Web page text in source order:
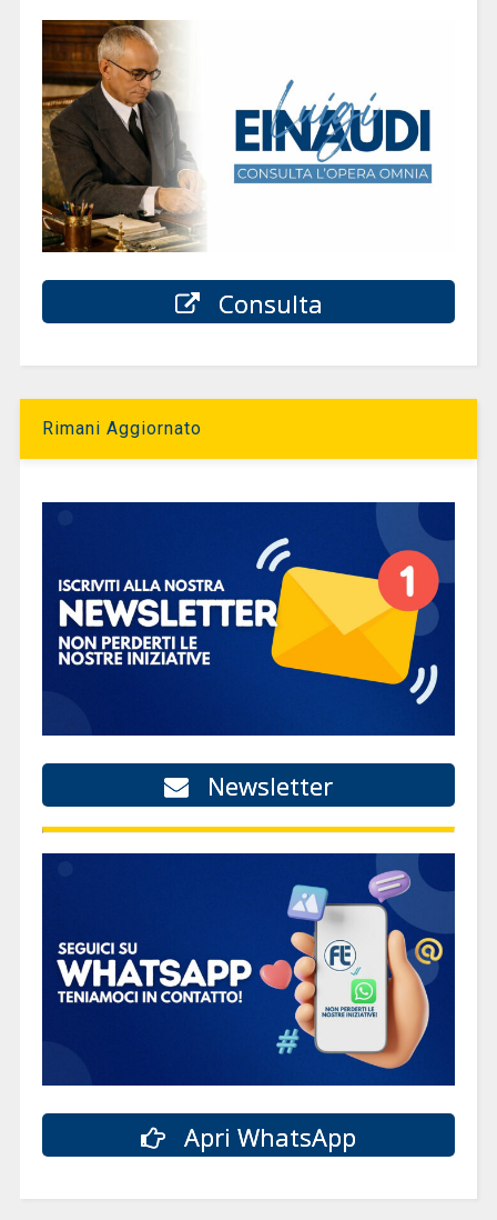
Consulta
Rimani Aggiornato
Newsletter
Apri WhatsApp